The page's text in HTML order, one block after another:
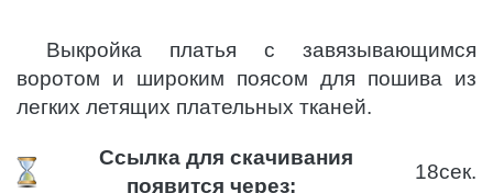
Выкройка платья с завязывающимся
воротом и широким поясом для пошива из
легких летящих плательных тканей.
Ссылка для скачивания
появится через:
17сек.